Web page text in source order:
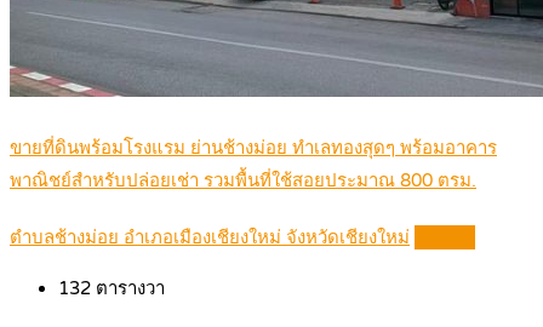
ขายที่ดินพร้อมโรงแรม ย่านช้างม่อย ทำเลทองสุดๆ พร้อมอาคาร
พาณิชย์สำหรับปล่อยเช่า รวมพื้นที่ใช้สอยประมาณ 800 ตรม.
ตำบลช้างม่อย อำเภอเมืองเชียงใหม่ จังหวัดเชียงใหม่
132 ตารางวา